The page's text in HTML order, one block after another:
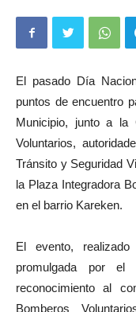
El pasado Día
puntos de encuentro
Municipio, junto a la
Voluntarios,
Tránsito y Seguridad
la Plaza Integradora
en el barrio Kareken.
El evento,
promulgada por el
reconocimiento al
Bomberos